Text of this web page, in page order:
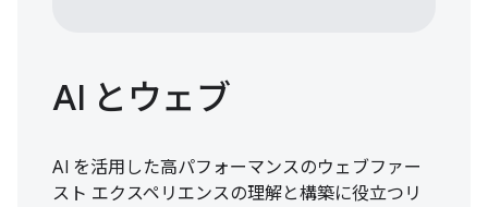
AI とウェブ
AI を活用した高パフォーマンスのウェブファー
スト エクスペリエンスの理解と構築に役立つリ